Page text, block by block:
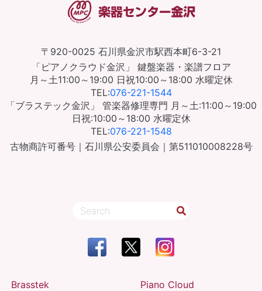
〒920-0025 石川県金沢市駅西本町6-3-21
「ピアノクラウド金沢」
鍵盤楽器・楽譜フロア
月～土11:00～19:00 日祝10:00～18:00 水曜定休
TEL:076-221-1544
「ブラステック金沢」
管楽器修理専門 月～土:11:00～19:00
日祝:10:00～18:00 水曜定休
TEL:076-221-1548
古物商許可番号｜石川県公安委員会｜第511010008228号
Brasstek Piano Cloud